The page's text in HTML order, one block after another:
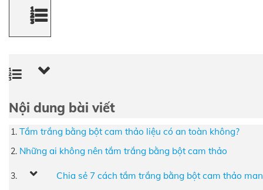
Nội dung bài viết
Tắm trắng bằng bột cam thảo liệu có an toàn không?
Những ai không nên tắm trắng bằng bột cam thảo
Chia sẻ 7 cách tắm trắng bằng bột cam thảo